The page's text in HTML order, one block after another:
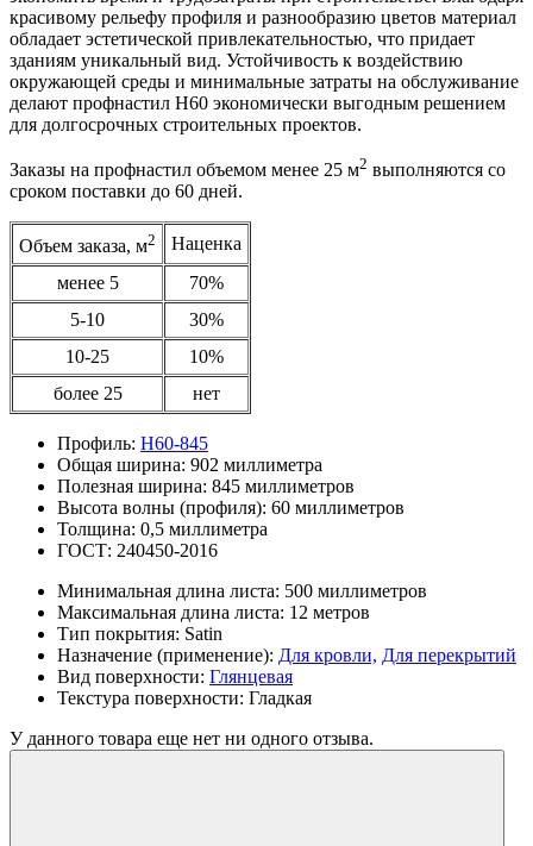
красивому рельефу профиля и разнообразию цветов материал
обладает эстетической привлекательностью, что придает
зданиям уникальный вид. Устойчивость к воздействию
окружающей среды и минимальные затраты на обслуживание
делают профнастил Н60 экономически выгодным решением
для долгосрочных строительных проектов.
Заказы на профнастил объемом менее 25 м2 выполняются со
сроком поставки до 60 дней.
Объем заказа, м2
Наценка
менее 5
70%
5-10
30%
10-25
10%
более 25
нет
Профиль: Н60-845
Общая ширина: 902 миллиметра
Полезная ширина: 845 миллиметров
Высота волны (профиля): 60 миллиметров
Толщина: 0,5 миллиметра
ГОСТ: 240450-2016
Минимальная длина листа: 500 миллиметров
Максимальная длина листа: 12 метров
Тип покрытия: Satin
Назначение (применение): Для кровли, Для перекрытий
Вид поверхности: Глянцевая
Текстура поверхности: Гладкая
У данного товара еще нет ни одного отзыва.